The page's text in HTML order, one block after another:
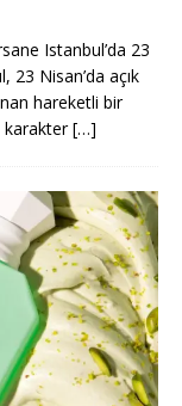
Istanbul’da 23
23 Nisan’da açık
hareketli bir
karakter[…]